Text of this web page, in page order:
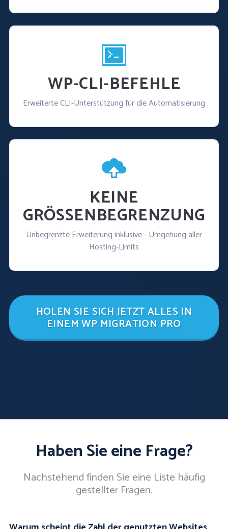
WP-CLI-BEFEHLE
Erweiterte CLI-Unterstützung für die Automatisierung
KEINE
GRÖSSENBEGRENZUNG
Unbegrenzte Erweiterung inklusive - Umgehung aller
Hosting-Limits
HOLEN SIE SICH JETZT ALLES IN
EINEM WP MIGRATION PRO
Haben Sie eine Frage?
Nachstehend finden Sie eine Liste häufig
gestellter Fragen.